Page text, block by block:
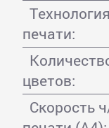
Технология
печати:
цветов:
Скорость